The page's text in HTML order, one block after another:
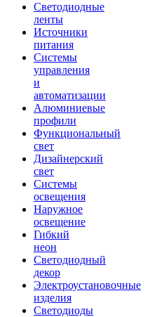
Светодиодные
ленты
Источники
питания
Системы
управления
и
автоматизации
Алюминиевые
профили
Функциональный
свет
Дизайнерский
свет
Системы
освещения
Наружное
освещение
Гибкий
неон
Светодиодный
декор
Электроустановочные
изделия
Светодиоды